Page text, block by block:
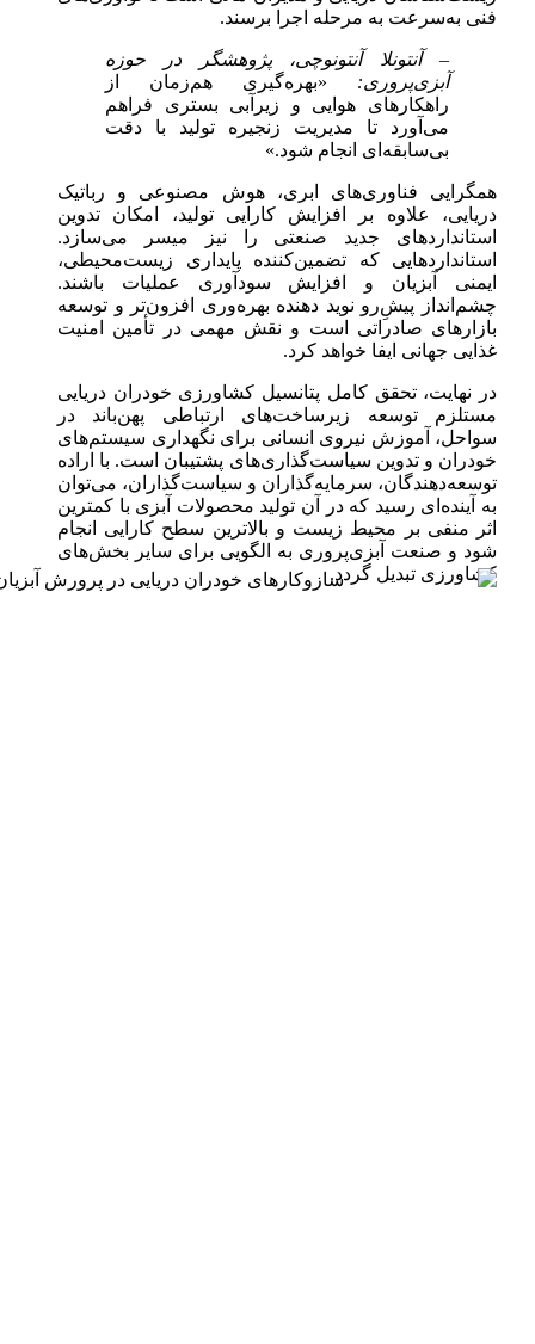
فنی به‌سرعت به مرحله اجرا برسند.
– آنتونلا آنتونوچی، پژوهشگر در حوزه
آبزی‌پروری: «بهره‌گیری هم‌زمان از
راهکارهای هوایی و زیرآبی بستری فراهم
می‌آورد تا مدیریت زنجیره تولید با دقت
بی‌سابقه‌ای انجام شود.»
همگرایی فناوری‌های ابری، هوش مصنوعی و رباتیک
دریایی، علاوه بر افزایش کارایی تولید، امکان تدوین
استانداردهای جدید صنعتی را نیز میسر می‌سازد.
استانداردهایی که تضمین‌کننده پایداری زیست‌محیطی،
ایمنی آبزیان و افزایش سودآوری عملیات باشند.
چشم‌انداز پیشِ‌رو نوید دهنده بهره‌وری افزون‌تر و توسعه
بازارهای صادراتی است و نقش مهمی در تأمین امنیت
غذایی جهانی ایفا خواهد کرد.
در نهایت، تحقق کامل پتانسیل کشاورزی خودران دریایی
مستلزم توسعه زیرساخت‌های ارتباطی پهن‌باند در
سواحل، آموزش نیروی انسانی برای نگهداری سیستم‌های
خودران و تدوین سیاست‌گذاری‌های پشتیبان است. با اراده
توسعه‌دهندگان، سرمایه‌گذاران و سیاست‌گذاران، می‌توان
به آینده‌ای رسید که در آن تولید محصولات آبزی با کمترین
اثر منفی بر محیط زیست و بالاترین سطح کارایی انجام
شود و صنعت آبزی‌پروری به الگویی برای سایر بخش‌های
کشاورزی تبدیل گردد.